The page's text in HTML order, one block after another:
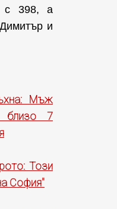
с 398, а
и
Мъж
близо 7
Този
София"